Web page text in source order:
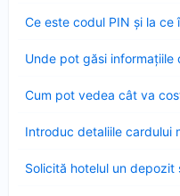
Ce este codul PIN şi la ce
închis
Unde pot găsi
închis
Cum pot vedea cât va
închis
Introduc detaliile cardului
închis
Solicită hotelul un depozit
închis